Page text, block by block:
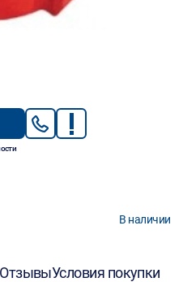
В наличии
ОтзывыУсловия покупки